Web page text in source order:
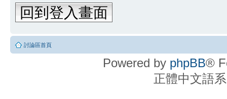
回到登入畫面
討論區首頁
Powered by phpBB®
正體中文語